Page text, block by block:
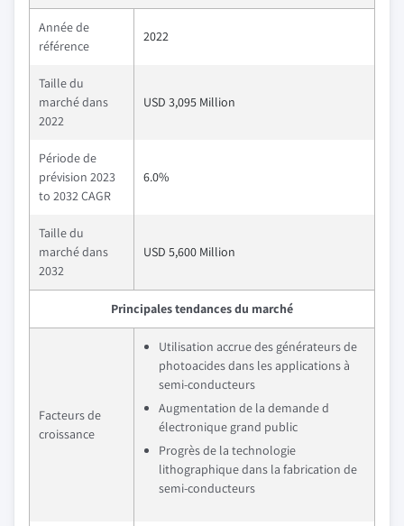
Année de
référence
2022
Taille du
marché dans
2022
USD 3,095 Million
Période de
prévision 2023
to 2032 CAGR
6.0%
Taille du
marché dans
2032
USD 5,600 Million
Principales tendances du marché
Facteurs de
croissance
Utilisation accrue des générateurs de
photoacides dans les applications à
semi-conducteurs
Augmentation de la demande d
électronique grand public
Progrès de la technologie
lithographique dans la fabrication de
semi-conducteurs